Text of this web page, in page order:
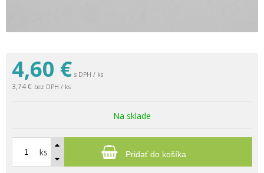
4,60 € s DPH / ks
3,74 € bez DPH / ks
Na sklade
ks Pridať do košíka